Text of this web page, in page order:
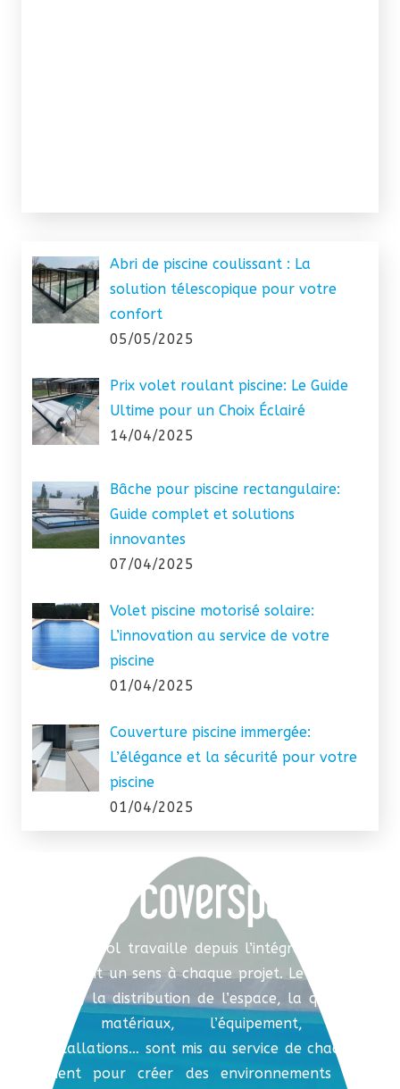
Abri de piscine coulissant : La
solution télescopique pour votre
confort
05/05/2025
Prix volet roulant piscine: Le Guide
Ultime pour un Choix Éclairé
14/04/2025
Bâche pour piscine rectangulaire:
Guide complet et solutions
innovantes
07/04/2025
Volet piscine motorisé solaire:
L’innovation au service de votre
piscine
01/04/2025
Couverture piscine immergée:
L’élégance et la sécurité pour votre
piscine
01/04/2025
Coverspool travaille depuis l’intégration, en
donnant un sens à chaque projet. Le conseil
initial, la distribution de l’espace, la qualité
des matériaux, l’équipement, les
installations… sont mis au service de chaque
client pour créer des environnements et